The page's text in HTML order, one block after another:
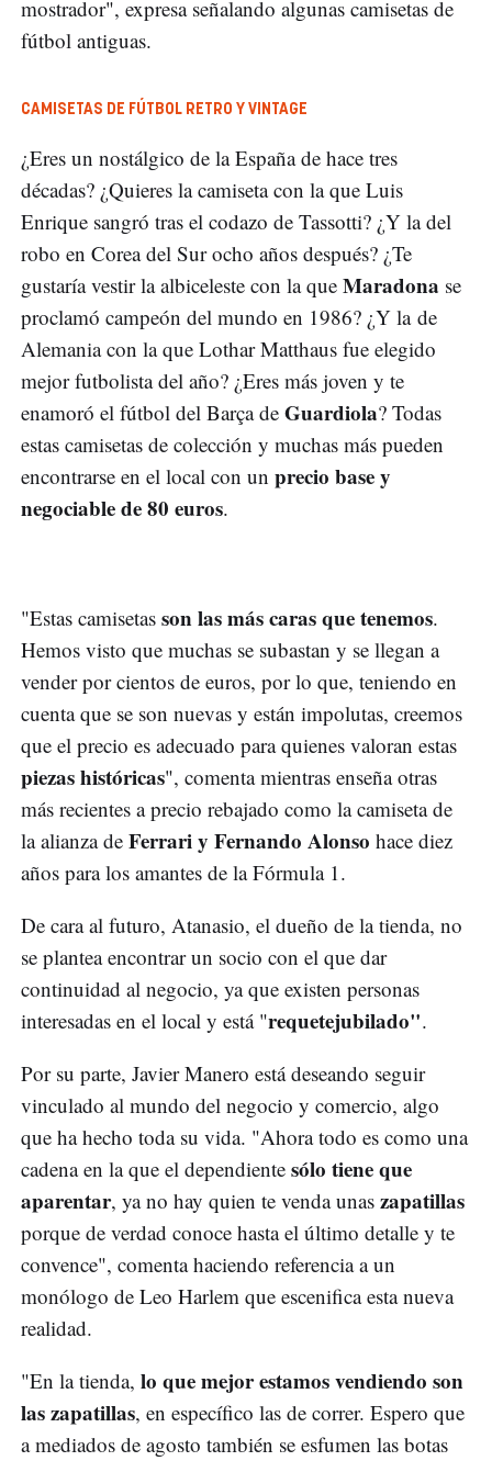
mostrador", expresa señalando algunas camisetas de
fútbol antiguas.
CAMISETAS DE FÚTBOL RETRO Y VINTAGE
¿Eres un nostálgico de la España de hace tres
décadas? ¿Quieres la camiseta con la que Luis
Enrique sangró tras el codazo de Tassotti? ¿Y la del
robo en Corea del Sur ocho años después? ¿Te
gustaría vestir la albiceleste con la que Maradona se
proclamó campeón del mundo en 1986? ¿Y la de
Alemania con la que Lothar Matthaus fue elegido
mejor futbolista del año? ¿Eres más joven y te
enamoró el fútbol del Barça de Guardiola? Todas
estas camisetas de colección y muchas más pueden
encontrarse en el local con un precio base y
negociable de 80 euros.
"Estas camisetas son las más caras que tenemos.
Hemos visto que muchas se subastan y se llegan a
vender por cientos de euros, por lo que, teniendo en
cuenta que se son nuevas y están impolutas, creemos
que el precio es adecuado para quienes valoran estas
piezas históricas", comenta mientras enseña otras
más recientes a precio rebajado como la camiseta de
la alianza de Ferrari y Fernando Alonso hace diez
años para los amantes de la Fórmula 1.
De cara al futuro, Atanasio, el dueño de la tienda, no
se plantea encontrar un socio con el que dar
continuidad al negocio, ya que existen personas
interesadas en el local y está "requetejubilado".
Por su parte, Javier Manero está deseando seguir
vinculado al mundo del negocio y comercio, algo
que ha hecho toda su vida. "Ahora todo es como una
cadena en la que el dependiente sólo tiene que
aparentar, ya no hay quien te venda unas zapatillas
porque de verdad conoce hasta el último detalle y te
convence", comenta haciendo referencia a un
monólogo de Leo Harlem que escenifica esta nueva
realidad.
"En la tienda, lo que mejor estamos vendiendo son
las zapatillas, en específico las de correr. Espero que
a mediados de agosto también se esfumen las botas